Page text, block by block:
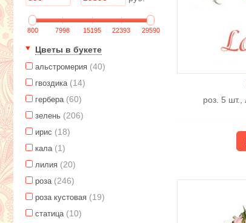
800 7998 15195 22393 29590
Цветы в букете
альстромерия (40)
гвоздика (14)
гербера (60)
зелень (206)
ирис (18)
кала (1)
лилия (20)
роза (246)
роза кустовая (19)
статица (10)
роз. 5 шт.,